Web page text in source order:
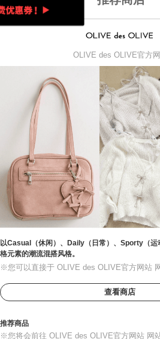
OLIVE des OLIVE官方
以Casual（休闲）、Daily（日常）、Sporty（运
格元素的潮流混搭风格。
※您可以直接于 OLIVE des OLIVE官方网站
查看商店
推荐商品
※您将会前往 OLIVE des OLIVE官方网站 网